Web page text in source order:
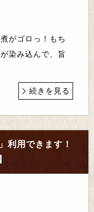
がゴロっ！もち
染み込んで、旨
続きを見る
利用できます！